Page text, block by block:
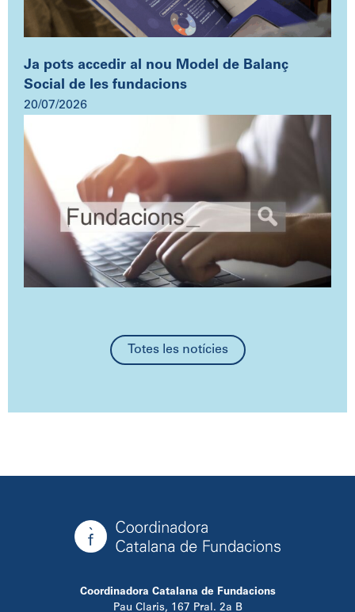
Ja pots accedir al nou Model de Balanç
Social de les fundacions
20/07/2026
Totes les notícies
Coordinadora Catalana de Fundacions
Pau Claris, 167 Pral. 2a B